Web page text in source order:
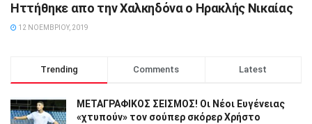
Hττήθηκε απο την Χαλκηδόνα ο Ηρακλής Νικαίας
12 ΝΟΕΜΒΡΊΟΥ, 2019
Trending Comments Latest
ΜΕΤΑΓΡΑΦΙΚΟΣ ΣΕΙΣΜΟΣ! Οι Νέοι Ευγένειας
«χτυπούν» τον σούπερ σκόρερ Χρήστο